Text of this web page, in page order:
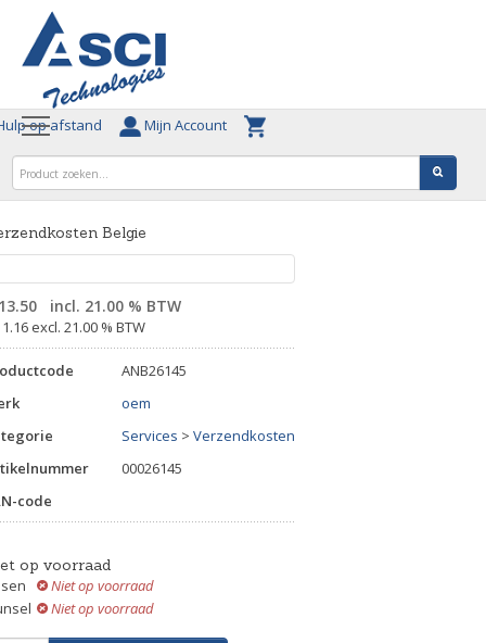
op afstand Mijn Account
Belgie
incl. 21.00 % BTW
excl. 21.00 % BTW
ANB26145
oem
Services > Verzendkosten
00026145
code
op voorraad
Niet op voorraad
Niet op voorraad